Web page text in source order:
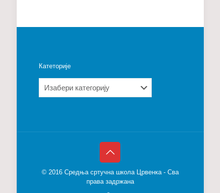
Катеторије
© 2016 Средња сртучна школа Црвенка - Сва
права задржана